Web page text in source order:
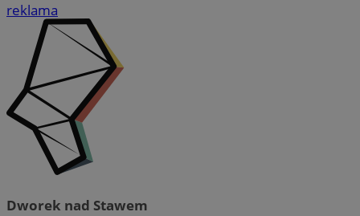
reklama
Dworek nad Stawem